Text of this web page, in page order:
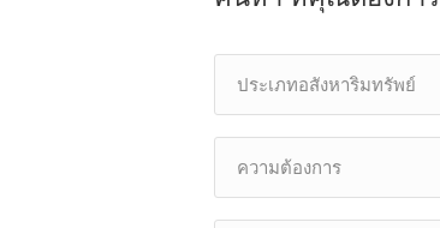
ประเภทอสังหาริมทรัพย์
ความต้องการ